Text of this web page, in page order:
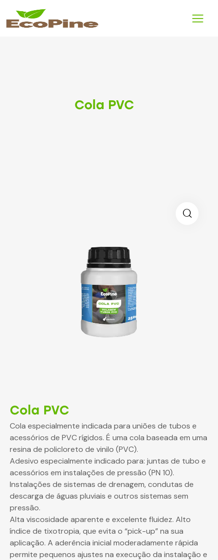
Cola PVC
Cola PVC
Cola especialmente indicada para uniões de tubos e
acessórios de PVC rígidos. É uma cola baseada em uma
resina de policloreto de vinilo (PVC).
Adesivo especialmente indicado para: juntas de tubo e
acessórios em instalações de pressão (PN 10).
Instalações de sistemas de drenagem, condutas de
descarga de águas pluviais e outros sistemas sem
pressão.
Alta viscosidade aparente e excelente fluidez. Alto
índice de tixotropia, que evita o “pick-up” na sua
aplicação. A aderência inicial moderadamente rápida
permite pequenos ajustes na execução da instalação e